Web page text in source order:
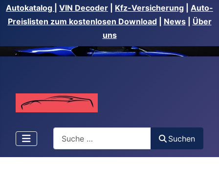
Autokatalog VIN Decoder Kfz-Versicherung
Auto-
Preislisten zum kostenlosen Download| News| Über
uns
Suchen